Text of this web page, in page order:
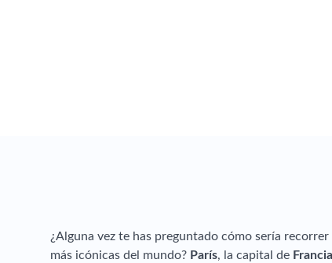
¿Alguna vez te has preguntado cómo sería
más icónicas del mundo? París, la capital de Francia